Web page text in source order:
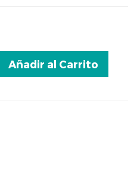
Añadir al Carrito